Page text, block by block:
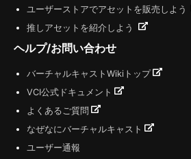
ユーザーストアでアセットを販売しよう
推しアセットを紹介しよう
ヘルプ/お問い合わせ
バーチャルキャストWikiトップ
VCI公式ドキュメント
よくあるご質問
なぜなにバーチャルキャスト
ユーザー通報